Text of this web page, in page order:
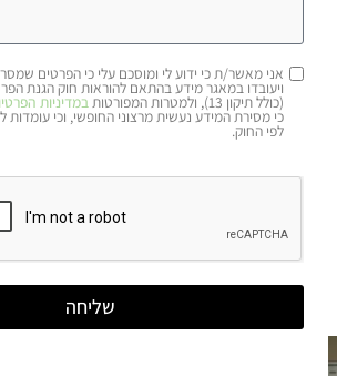
אני מאשר/ת כי ידוע לי ומוסכם עלי כי הפרטים
(כולל תיקון 13), ולמטרות המפורטות במדיניות
כי מסירת המידע נעשית מרצוני החופשי, וכי עומדות
לפי החוק.
שליחה